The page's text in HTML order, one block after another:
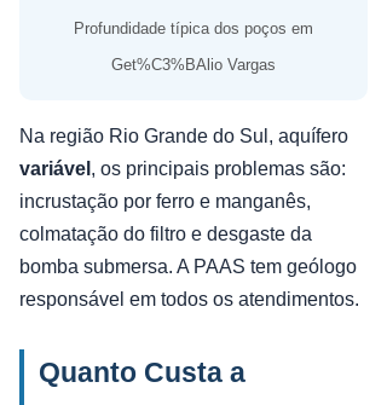
Profundidade típica dos poços em
Get%C3%BAlio Vargas
Na região Rio Grande do Sul, aquífero
variável , os principais problemas são:
incrustação por ferro e manganês,
colmatação do filtro e desgaste da
bomba submersa. A PAAS tem geólogo
responsável em todos os atendimentos.
Quanto Custa a